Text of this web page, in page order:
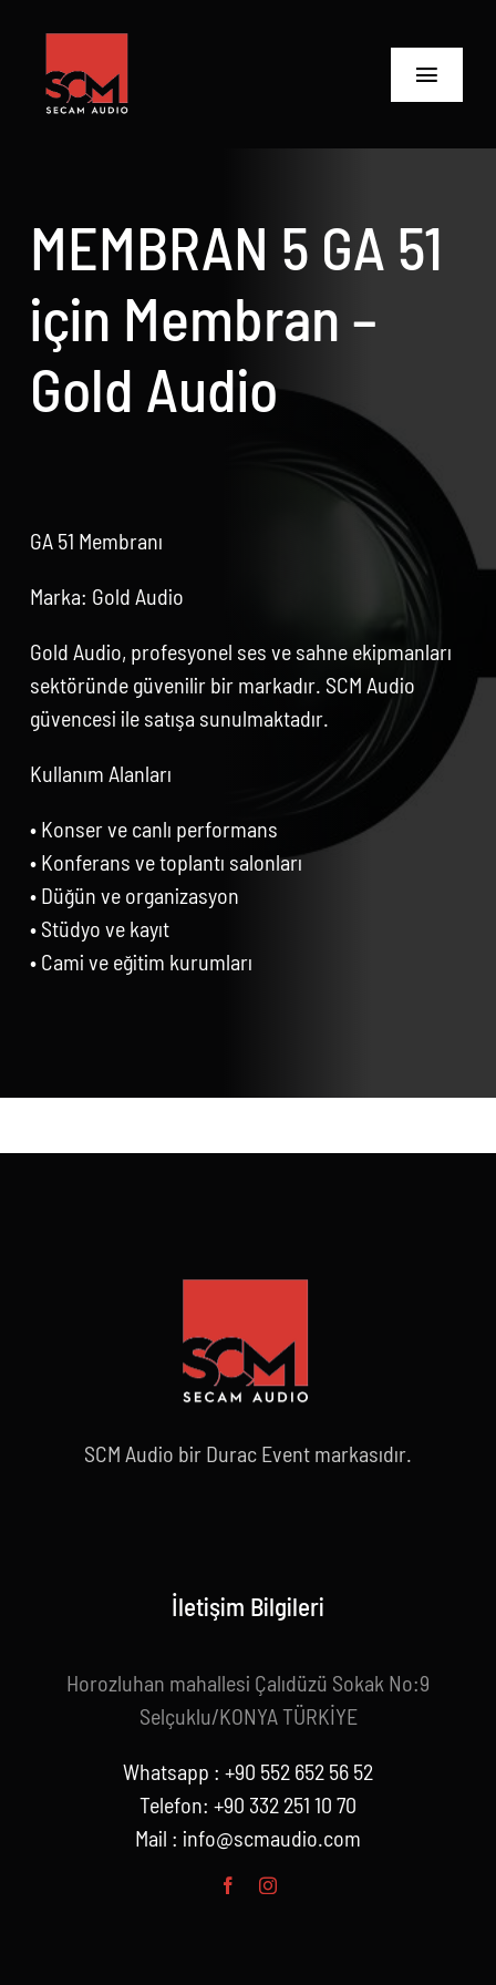
content
Toggle
Biz Kimiz
Neler Yaptık
Neler Yapıyoruz?
MEMBRAN 5 GA 51
için Membran –
Gold Audio
GA 51 Membranı
Marka: Gold Audio
Gold Audio, profesyonel ses ve sahne ekipmanları
sektöründe güvenilir bir markadır. SCM Audio
güvencesi ile satışa sunulmaktadır.
Kullanım Alanları
• Konser ve canlı performans
• Konferans ve toplantı salonları
• Düğün ve organizasyon
• Stüdyo ve kayıt
• Cami ve eğitim kurumları
SCM Audio bir Durac Event markasıdır.
İletişim Bilgileri
Horozluhan mahallesi Çalıdüzü Sokak No:9
Selçuklu/KONYA TÜRKİYE
Whatsapp : +90 552 652 56 52
Telefon: +90 332 251 10 70
Mail : info@scmaudio.com